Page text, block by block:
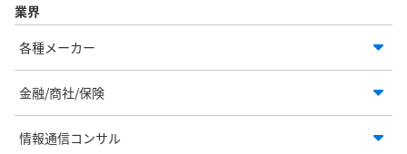
業界
各種メーカー
金融/商社/保険
情報通信コンサル